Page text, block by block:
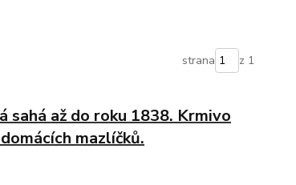
strana z 1
až do roku 1838. Krmivo
mazlíčků.